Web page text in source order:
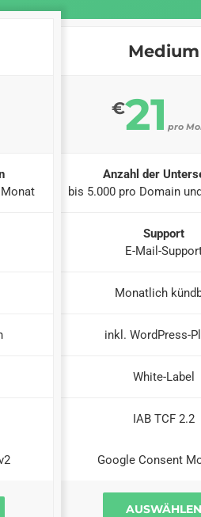
Medium
€21 pro
Anzahl der
bis 5.000 pro Domain
Support
E-Mail-
Monatlich
inkl. WordPress-
White-Label
IAB TCF 2.2
Google Consent
AUSWÄHLEN